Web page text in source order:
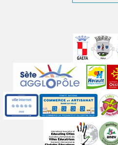
partenaires
Labels